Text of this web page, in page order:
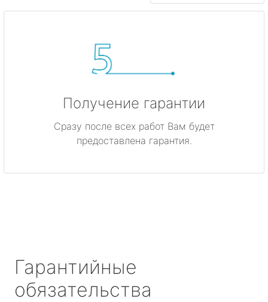
Получение гарантии
Сразу после всех работ Вам будет
предоставлена гарантия.
Гарантийные
обязательства